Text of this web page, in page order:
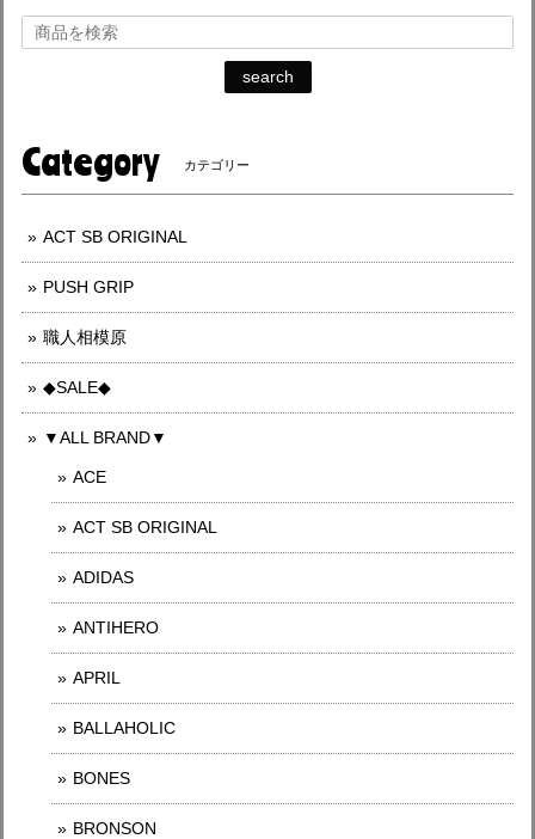
search
Category カテゴリー
ACT SB ORIGINAL
PUSH GRIP
職人相模原
◆SALE◆
▼ALL BRAND▼
ACE
ACT SB ORIGINAL
ADIDAS
ANTIHERO
APRIL
BALLAHOLIC
BONES
BRONSON